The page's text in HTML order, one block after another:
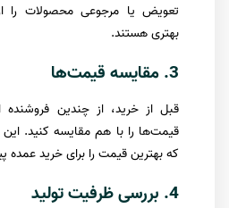
تعویض یا مرجوعی محصولات را
بهتری هستند.
3. مقایسه قیمت‌ها
قبل از خرید، از چندین فروشنده
قیمت‌ها را با هم مقایسه کنید.
که بهترین قیمت را برای خرید عمده
4. بررسی ظرفیت تولید